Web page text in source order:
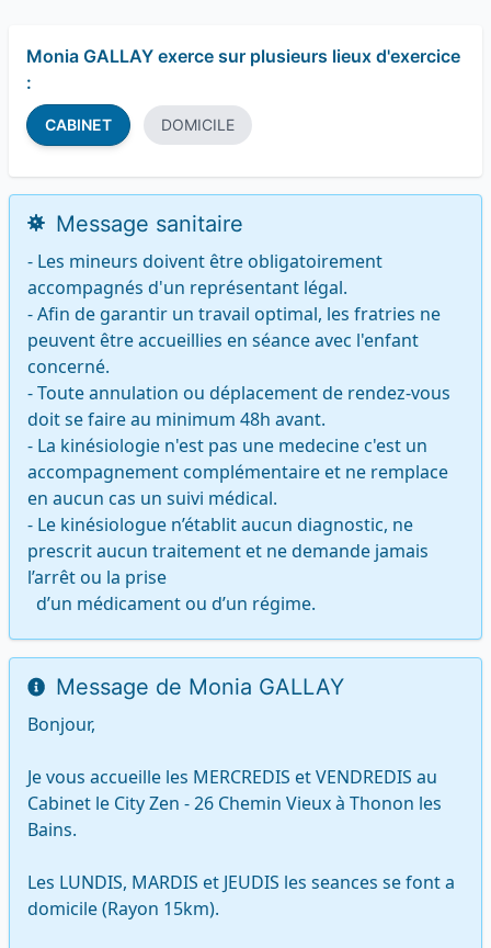
Monia GALLAY exerce sur plusieurs lieux d'exercice
:
CABINET DOMICILE
Message sanitaire
- Les mineurs doivent être obligatoirement
accompagnés d'un représentant légal.
- Afin de garantir un travail optimal, les fratries ne
peuvent être accueillies en séance avec l'enfant
concerné.
- Toute annulation ou déplacement de rendez-vous
doit se faire au minimum 48h avant.
- La kinésiologie n'est pas une medecine c'est un
accompagnement complémentaire et ne remplace
en aucun cas un suivi médical.
- Le kinésiologue n’établit aucun diagnostic, ne
prescrit aucun traitement et ne demande jamais
l’arrêt ou la prise
  d’un médicament ou d’un régime.
Message de Monia GALLAY
Bonjour,
Je vous accueille les MERCREDIS et VENDREDIS au
Cabinet le City Zen - 26 Chemin Vieux à Thonon les
Bains.
Les LUNDIS, MARDIS et JEUDIS les seances se font a
domicile (Rayon 15km).